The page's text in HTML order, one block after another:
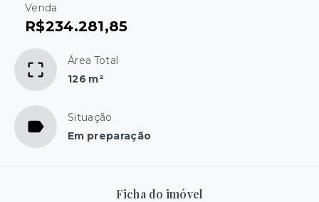
Venda
R$234.281,85
Área Total
126 m²
Situação
Em preparação
Ficha do imóvel